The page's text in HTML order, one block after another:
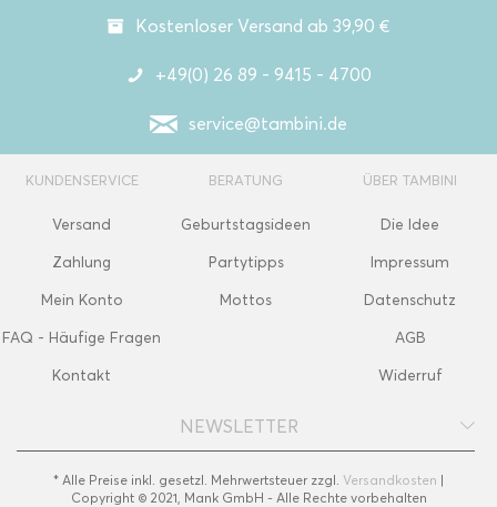
Kostenloser Versand ab 39,90 €
+49(0) 26 89 - 9415 - 4700
service@tambini.de
KUNDENSERVICE
Versand
Zahlung
Mein Konto
FAQ - Häufige Fragen
Kontakt
BERATUNG
Geburtstagsideen
Partytipps
Mottos
ÜBER TAMBINI
Die Idee
Impressum
Datenschutz
AGB
Widerruf
NEWSLETTER
* Alle Preise inkl. gesetzl. Mehrwertsteuer zzgl. Versandkosten |
Copyright © 2021, Mank GmbH - Alle Rechte vorbehalten